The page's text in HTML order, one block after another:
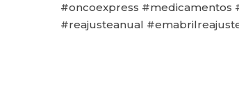
#oncoexpress #medicamentos
#reajusteanual